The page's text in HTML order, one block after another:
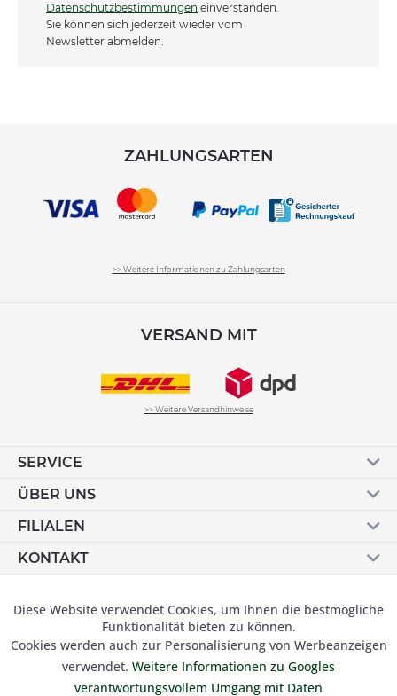
Datenschutzbestimmungen einverstanden.
Sie können sich jederzeit wieder vom
Newsletter abmelden.
ZAHLUNGSARTEN
>> Weitere Informationen zu Zahlungsarten
VERSAND MIT
>> Weitere Versandhinweise
SERVICE
ÜBER UNS
FILIALEN
KONTAKT
© 2019 Besser Gehen Schockmann GmbH. Alle Preise inkl.
Funktionale Aktiv
Marketing Inaktiv
Diese Website verwendet Cookies, um Ihnen die bestmögliche
Funktionalität bieten zu können.
Cookies werden auch zur Personalisierung von Werbeanzeigen
verwendet. Weitere Informationen zu Googles
verantwortungsvollem Umgang mit Daten